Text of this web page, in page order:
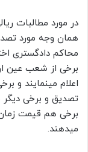
در مورد مطالبات
همان وجه مورد
محاکم دادگستری
برخی از شعب عین
اعلام مینمایند و
تصدیق و برخی دیگر
برخی هم قیمت زمان
میدهند.